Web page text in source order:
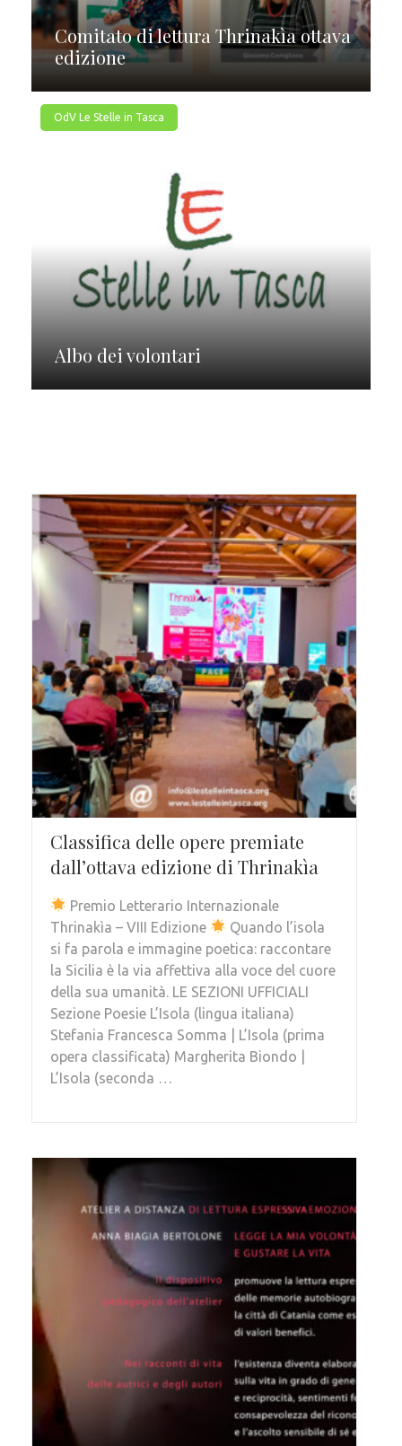
Comitato di lettura Thrinakìa ottava
edizione
OdV Le Stelle in Tasca
Albo dei volontari
Classifica delle opere premiate
dall’ottava edizione di Thrinakìa
Premio Letterario Internazionale
Thrinakìa – VIII Edizione
Quando l’isola
si fa parola e immagine poetica: raccontare
la Sicilia è la via affettiva alla voce del cuore
della sua umanità. LE SEZIONI UFFICIALI
Sezione Poesie L’Isola (lingua italiana)
Stefania Francesca Somma | L’Isola (prima
opera classificata) Margherita Biondo |
L’Isola (seconda …